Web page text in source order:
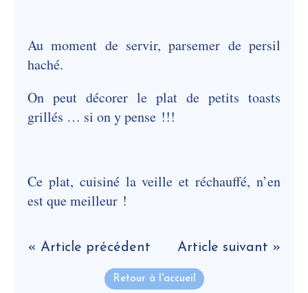
Au moment de servir, parsemer de persil
haché.
On peut décorer le plat de petits toasts
grillés … si on y pense !!!
Ce plat, cuisiné la veille et réchauffé, n’en
est que meilleur !
« Article précédent Article suivant »
Retour à l'accueil